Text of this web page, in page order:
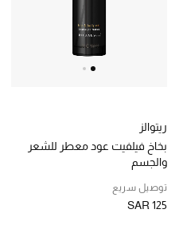
ريتوالز
بخاخ فيلفيت عود معطر للشعر
والجسم
توصيل سريع
SAR 125